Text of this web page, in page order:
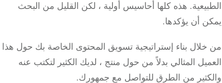
هذه كلها أحاسيس أولية ، لكن القليل من البحث
أن يؤكدها.
بناء إستراتيجية تسويق المحتوى الخاصة بك حول هذا
المثالي بدلاً من حول منتج ، لديك الكثير لتكتب عنه
من الطرق للتواصل مع جمهورك.